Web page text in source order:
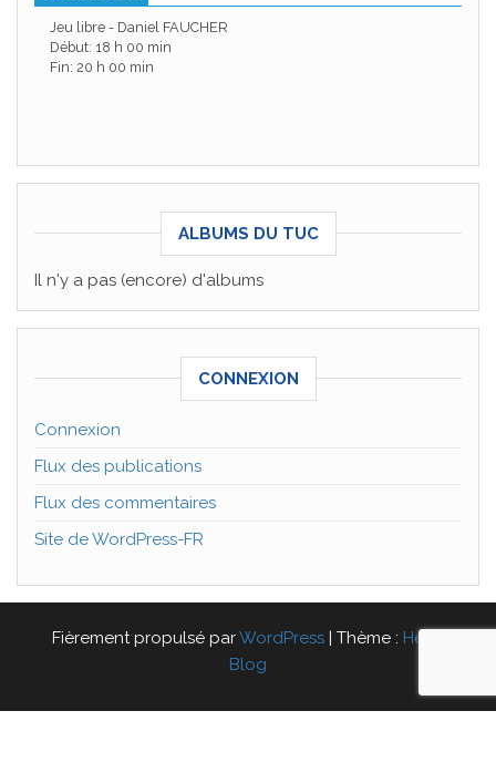
Jeu libre - Daniel FAUCHER
Début: 18 h 00 min
Fin: 20 h 00 min
ALBUMS DU TUC
Il n'y a pas (encore) d'albums
CONNEXION
Connexion
Flux des publications
Flux des commentaires
Site de WordPress-FR
Fièrement propulsé parWordPress Thème : Head
Blog